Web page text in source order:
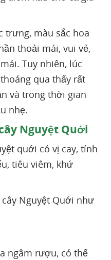
trưng, màu sắc hoa
thoải mái, vui vẻ,
Tuy nhiên, lúc
qua thấy rất
và trong thời gian
nhẹ.
Nguyệt Quới
quới có vị cay, tính
tiêu viêm, khứ
Nguyệt Quới như
ngâm rượu, có thể